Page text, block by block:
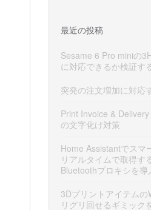
最近の投稿
Sesame 6 Pro miniの
に対応できるか検証す
突発の注文増加に対応
Print Invoice &
の文字化け対策
Home Assistantでスマ
リアルタイムで取得す
Bluetoothプロキシを導
3Dプリントアイテム
リグリ回せるギミック